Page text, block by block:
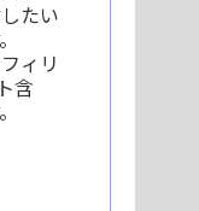
たい
ィリ
含